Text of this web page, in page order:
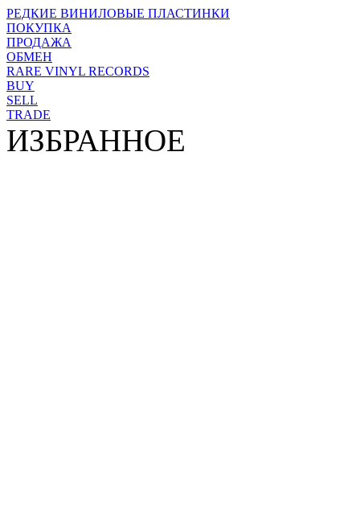
РЕДКИЕ ВИНИЛОВЫЕ ПЛАСТИНКИ
ПОКУПКА
ПРОДАЖА
ОБМЕН
RARE VINYL RECORDS
BUY
SELL
TRADE
ИЗБРАННОЕ